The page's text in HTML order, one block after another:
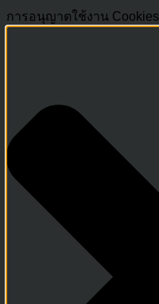
การอนุญาตใช้งาน Cookies